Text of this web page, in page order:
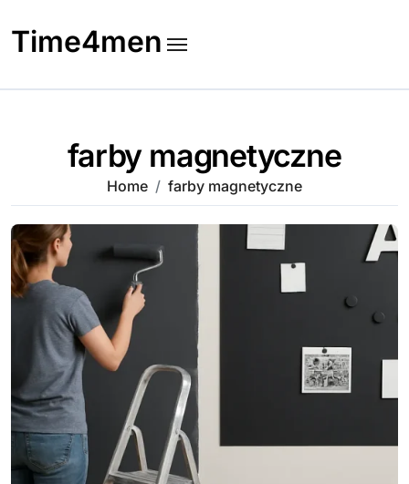
to
content
Time4men
farby magnetyczne
Home farby magnetyczne